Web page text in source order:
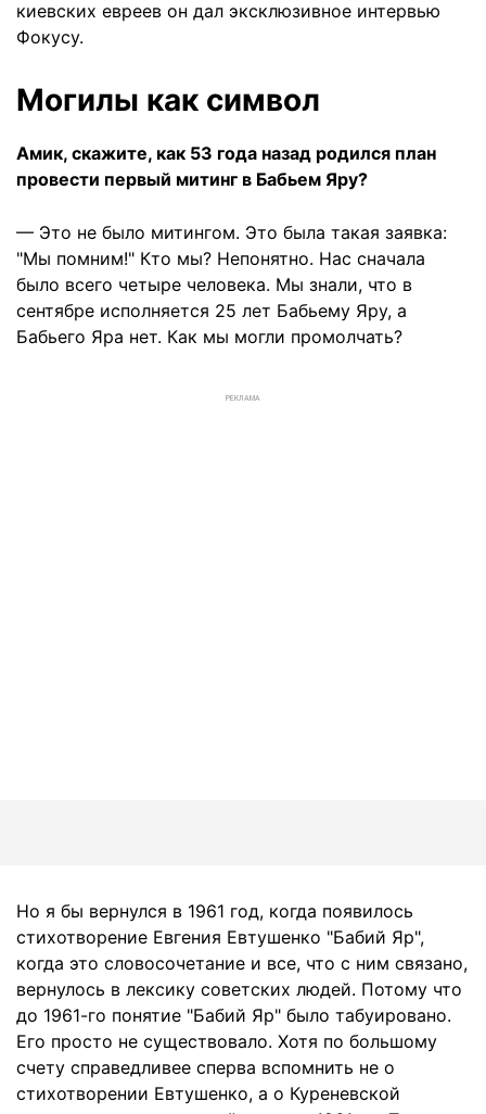
киевских евреев он дал эксклюзивное интервью
Фокусу.
Могилы как символ
Амик, скажите, как 53 года назад родился план
провести первый митинг в Бабьем Яру?
— Это не было митингом. Это была такая заявка:
"Мы помним!" Кто мы? Непонятно. Нас сначала
было всего четыре человека. Мы знали, что в
сентябре исполняется 25 лет Бабьему Яру, а
Бабьего Яра нет. Как мы могли промолчать?
РЕКЛАМА
Но я бы вернулся в 1961 год, когда появилось
стихотворение Евгения Евтушенко "Бабий Яр",
когда это словосочетание и все, что с ним связано,
вернулось в лексику советских людей. Потому что
до 1961-го понятие "Бабий Яр" было табуировано.
Его просто не существовало. Хотя по большому
счету справедливее сперва вспомнить не о
стихотворении Евтушенко, а о Куреневской